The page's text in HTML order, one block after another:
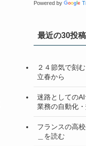
Powered by
最近の30投稿
２４節気で刻
立春から
迷路としての
業務の自動化
フランスの高
＿を読む